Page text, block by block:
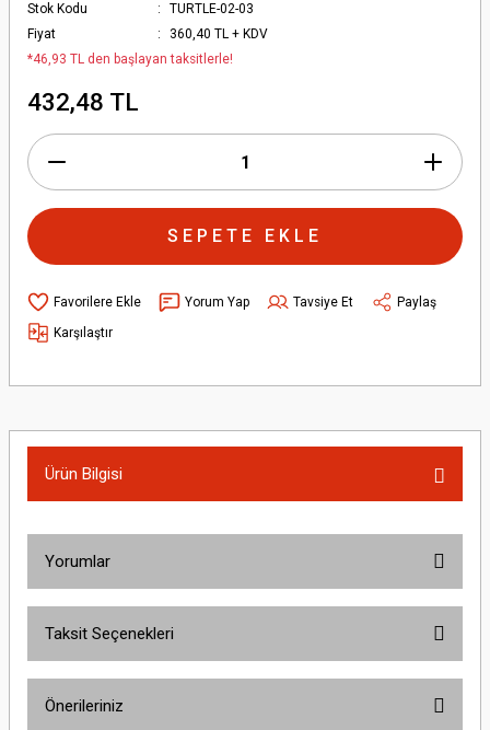
Stok Kodu
TURTLE-02-03
Fiyat
360,40 TL + KDV
*46,93 TL den başlayan taksitlerle!
432,48 TL
SEPETE EKLE
Yorum Yap Tavsiye Et
Paylaş
Karşılaştır
Ürün Bilgisi
Yorumlar
Taksit Seçenekleri
Önerileriniz